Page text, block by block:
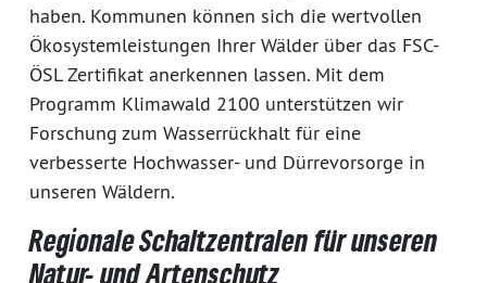
haben. Kommunen können sich die wertvollen
Ökosystemleistungen Ihrer Wälder über das FSC-
ÖSL Zertifikat anerkennen lassen. Mit dem
Programm Klimawald 2100 unterstützen wir
Forschung zum Wasserrückhalt für eine
verbesserte Hochwasser- und Dürrevorsorge in
unseren Wäldern.
Regionale Schaltzentralen für unseren
Natur- und Artenschutz